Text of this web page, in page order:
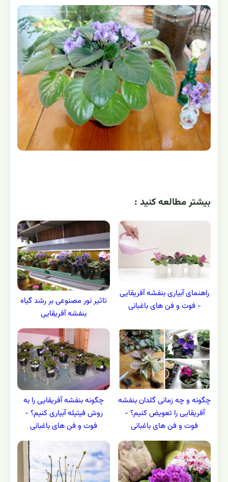
بيشتر مطالعه کنيد :
راهنمای آبیاری بنفشه آفریقایی
- فوت و فن های باغبانی
تاثیر نور مصنوعی بر رشد گیاه
بنفشه آفریقایی
چگونه و چه زمانی گلدان بنفشه
آفریقایی را تعویض کنیم؟ -
فوت و فن های باغبانی
چگونه بنفشه آفریقایی را به
روش فیتیله آبیاری کنیم؟ -
فوت و فن های باغبانی